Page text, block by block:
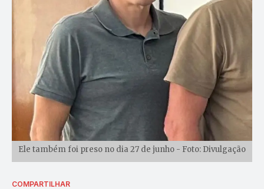
Ele também foi preso no dia 27 de junho - Foto: Divulgação
COMPARTILHAR